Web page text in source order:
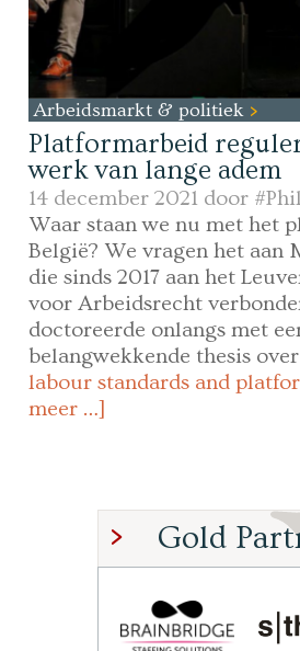
Arbeidsmarkt & politiek
Platformarbeid
werk van lange adem
14 december 2021 door
Waar staan we nu met het
België? We vragen het aan
die sinds 2017 aan het
voor Arbeidsrecht
doctoreerde onlangs met
belangwekkende thesis over
labour standards and
meer …]
Gold